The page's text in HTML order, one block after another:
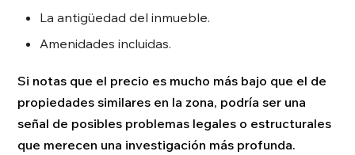
La antigüedad del inmueble.
Amenidades incluidas.
Si notas que el precio es mucho más bajo que el de
propiedades similares en la zona, podría ser una
señal de posibles problemas legales o estructurales
que merecen una investigación más profunda.